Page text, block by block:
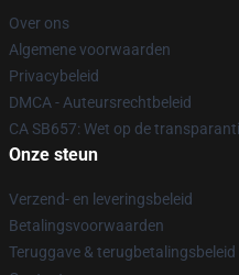
Over ons
Algemene voorwaarden
Privacybeleid
DMCA - Auteursrechtbeleid
CA SB657: Wet op de
Onze steun
Verzend- en leveringsbeleid
Betalingsvoorwaarden
Teruggave & terugbetalingsbeleid